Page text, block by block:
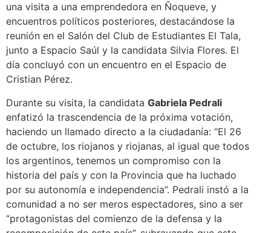
una visita a una emprendedora en Ñoqueve, y
encuentros políticos posteriores, destacándose la
reunión en el Salón del Club de Estudiantes El Tala,
junto a Espacio Saúl y la candidata Silvia Flores. El
día concluyó con un encuentro en el Espacio de
Cristian Pérez.
Durante su visita, la candidata Gabriela Pedrali
enfatizó la trascendencia de la próxima votación,
haciendo un llamado directo a la ciudadanía: “El 26
de octubre, los riojanos y riojanas, al igual que todos
los argentinos, tenemos un compromiso con la
historia del país y con la Provincia que ha luchado
por su autonomía e independencia”. Pedrali instó a la
comunidad a no ser meros espectadores, sino a ser
“protagonistas del comienzo de la defensa y la